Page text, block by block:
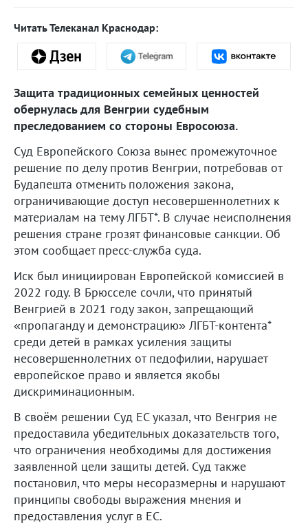
Читать Телеканал Краснодар:
Защита традиционных семейных ценностей
обернулась для Венгрии судебным
преследованием со стороны Евросоюза.
Суд Европейского Союза вынес промежуточное
решение по делу против Венгрии, потребовав от
Будапешта отменить положения закона,
ограничивающие доступ несовершеннолетних к
материалам на тему ЛГБТ*. В случае неисполнения
решения стране грозят финансовые санкции. Об
этом сообщает пресс-служба суда.
Иск был инициирован Европейской комиссией в
2022 году. В Брюсселе сочли, что принятый
Венгрией в 2021 году закон, запрещающий
«пропаганду и демонстрацию» ЛГБТ-контента*
среди детей в рамках усиления защиты
несовершеннолетних от педофилии, нарушает
европейское право и является якобы
дискриминационным.
В своём решении Суд ЕС указал, что Венгрия не
предоставила убедительных доказательств того,
что ограничения необходимы для достижения
заявленной цели защиты детей. Суд также
постановил, что меры несоразмерны и нарушают
принципы свободы выражения мнения и
предоставления услуг в ЕС.